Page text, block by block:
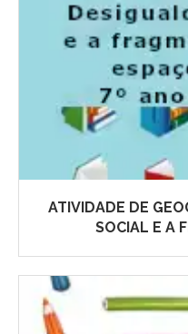
ATIVIDADE DE
SOCIAL E A